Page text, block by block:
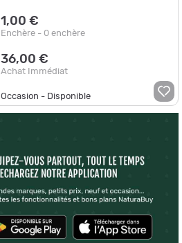
1,00 €
Enchère - 0 enchère
36,00 €
Achat Immédiat
Occasion - Disponible